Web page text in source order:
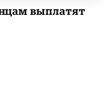
выплатят